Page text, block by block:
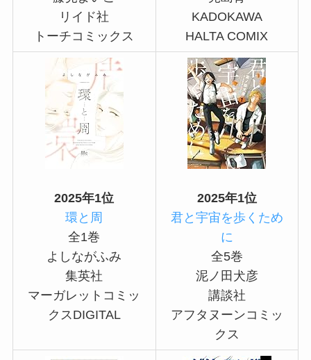
リイド社
トーチコミックス
KADOKAWA
HALTA COMIX
2025年1位
環と周
全1巻
よしながふみ
集英社
マーガレットコミッ
クスDIGITAL
2025年1位
君と宇宙を歩くため
に
全5巻
泥ノ田犬彦
講談社
アフタヌーンコミッ
クス